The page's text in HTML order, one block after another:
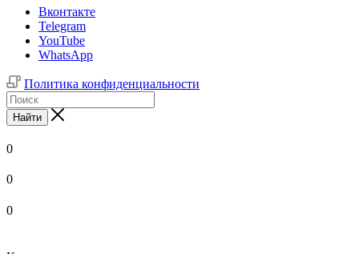
Вконтакте
Telegram
YouTube
WhatsApp
Политика конфиденциальности
Найти
0
0
0